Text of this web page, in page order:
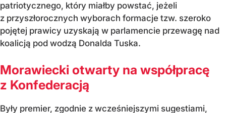
patriotycznego, który miałby powstać, jeżeli
z przyszłorocznych wyborach formacje tzw. szeroko
pojętej prawicy uzyskają w parlamencie przewagę nad
koalicją pod wodzą Donalda Tuska.
Morawiecki otwarty na współpracę
z Konfederacją
Były premier, zgodnie z wcześniejszymi sugestiami,